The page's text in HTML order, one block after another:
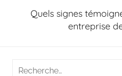
Quels signes
entreprise
Recherche